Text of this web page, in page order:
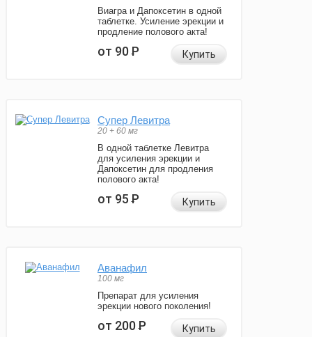
Виагра и Дапоксетин в одной
таблетке. Усиление эрекции и
продление полового акта!
от 90Р Купить
Супер Левитра
20 + 60 мг
В одной таблетке Левитра
для усиления эрекции и
Дапоксетин для продления
полового акта!
от 95Р Купить
Аванафил
100 мг
Препарат для усиления
эрекции нового поколения!
от 200Р Купить